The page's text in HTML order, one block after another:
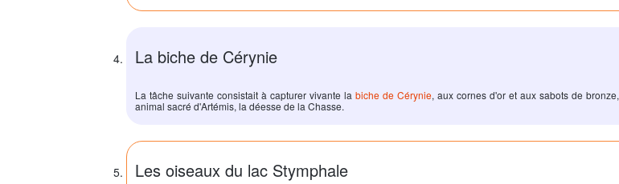
La biche de Cérynie
La tâche suivante consistait à capturer vivante labiche de Cérynie, aux cornes d'or et aux sabots de bronze,
animal sacré d'Artémis, la déesse de la Chasse.
Les oiseaux du lac Stymphale